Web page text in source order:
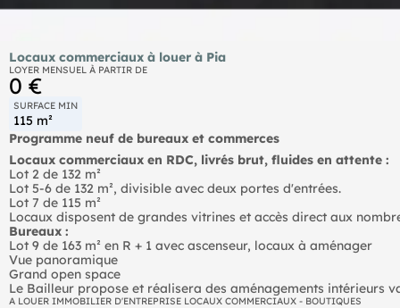
Locaux commerciaux à louer à Pia
LOYER MENSUEL À PARTIR DE
0 €
SURFACE MIN
115 m²
Programme neuf de bureaux et commerces
Locaux commerciaux en RDC, livrés brut, fluides en attente :
Lot 2 de 132 m²
Lot 5-6 de 132 m², divisible avec deux portes d'entrées.
Lot 7 de 115 m²
Locaux disposent de grandes vitrines et accès direct aux
Bureaux :
Lot 9 de 163 m² en R + 1 avec ascenseur, locaux à aménager
Vue panoramique
Grand open space
Le Bailleur propose et réalisera des aménagements intérieurs
A LOUER IMMOBILIER D'ENTREPRISE LOCAUX COMMERCIAUX - BOUTIQUES